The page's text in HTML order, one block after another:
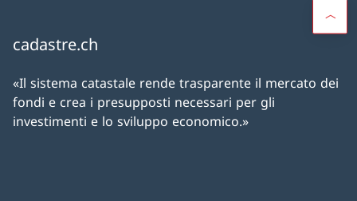
cadastre.ch
«Il sistema catastale rende trasparente il mercato dei
fondi e crea i presupposti necessari per gli
investimenti e lo sviluppo economico.»